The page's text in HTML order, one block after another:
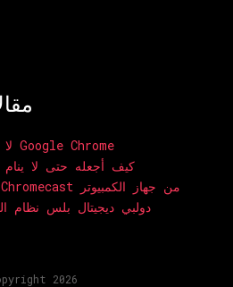
لا أستطيع رؤية الماوس في Google Chrome
كيف أجعله حتى لا ينام
كيفية الإرسال على جهاز Chromecast من جهاز الكمبيوتر
دولبي ديجيتال بلس نظام
2026